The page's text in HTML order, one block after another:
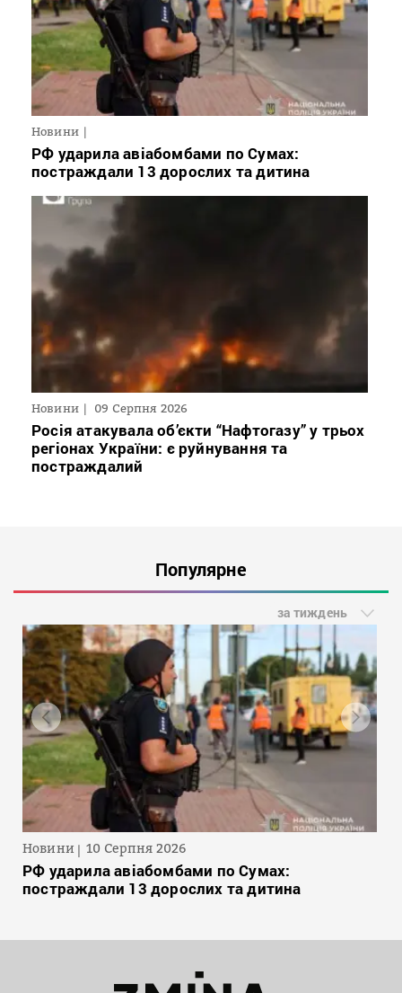
Новини
РФ ударила авіабомбами по Сумах:
постраждали 13 дорослих та дитина
Новини 09 Серпня 2026
Росія атакувала об’єкти “Нафтогазу” у трьох
регіонах України: є руйнування та
постраждалий
Популярне
за тиждень
Новини 10 Серпня 2026
РФ ударила авіабомбами по Сумах:
постраждали 13 дорослих та дитина